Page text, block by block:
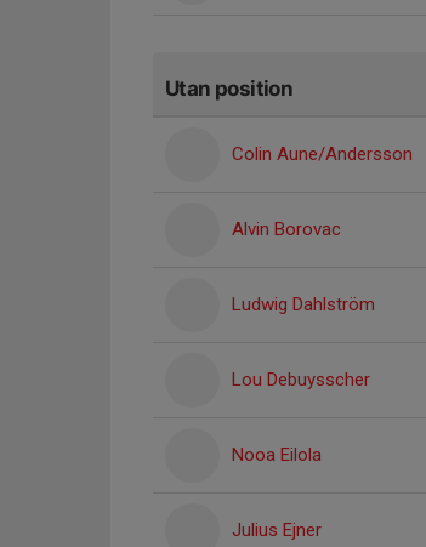
Utan position
Colin Aune/Andersson
Alvin Borovac
Ludwig Dahlström
Lou Debuysscher
Nooa Eilola
Julius Ejner